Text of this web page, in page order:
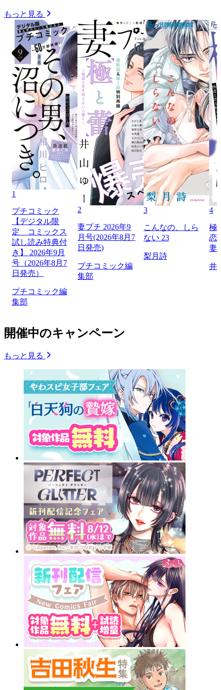
もっと見る
1
プチコミック
【デジタル限
定 コミックス
試し読み特典付
き】 2026年9月
号（2026年8月7
日発売）
プチコミック編
集部
2
妻プチ 2026年9
月号(2026年8月7
日発売)
プチコミック編
集部
3
こんなの、しら
ない 23
梨月詩
4
極
恋
妻
井
開催中のキャンペーン
もっと見る